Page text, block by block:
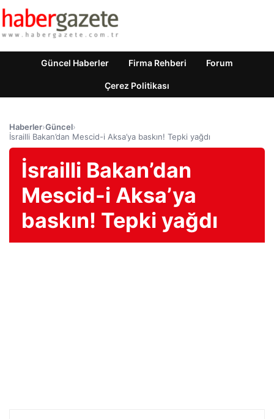
Güncel Haberler Firma Rehberi Forum
Çerez Politikası
Haberler›Güncel›
İsrailli Bakan’dan Mescid-i Aksa’ya baskın! Tepki yağdı
İsrailli Bakan’dan
Mescid-i Aksa’ya
baskın! Tepki yağdı